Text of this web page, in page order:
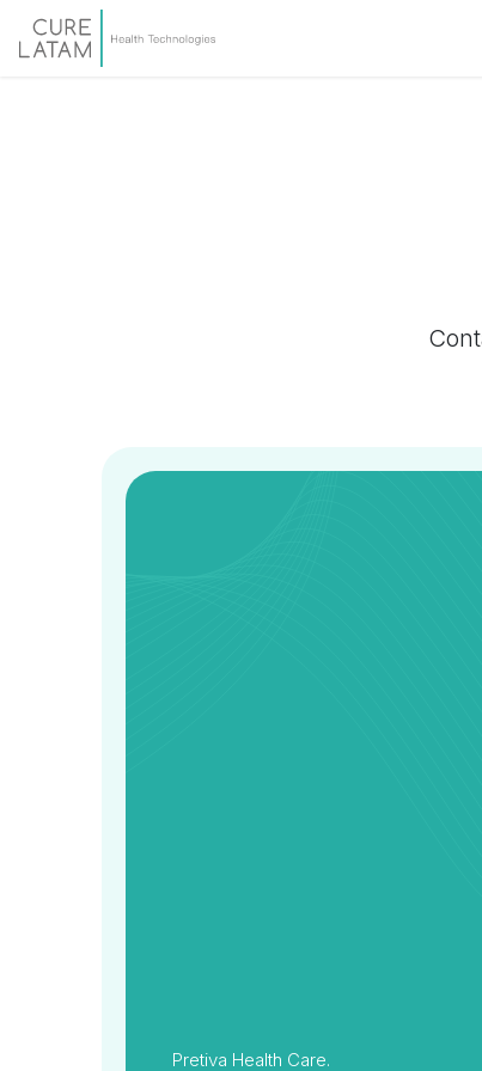
Pretiva Health Care.